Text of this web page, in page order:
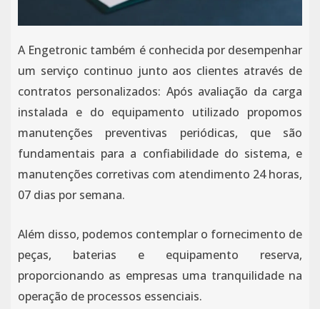
A Engetronic também é conhecida por desempenhar
um serviço continuo junto aos clientes através de
contratos personalizados: Após avaliação da carga
instalada e do equipamento utilizado propomos
manutenções preventivas periódicas, que são
fundamentais para a confiabilidade do sistema, e
manutenções corretivas com atendimento 24 horas,
07 dias por semana.
Além disso, podemos contemplar o fornecimento de
peças, baterias e equipamento reserva,
proporcionando as empresas uma tranquilidade na
operação de processos essenciais.